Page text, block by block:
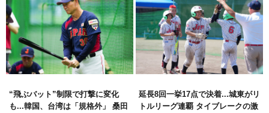
“飛ぶバット”制限で打撃に変化
も...韓国、台湾は「規格外」 桑田
延長8回一挙17点で決着...城東がリ
トルリーグ連覇 タイブレークの激